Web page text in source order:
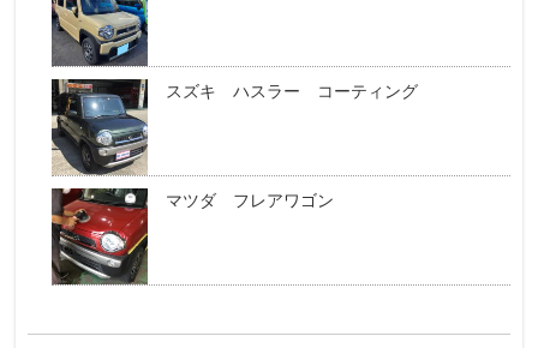
スズキ ハスラー コーティング
マツダ フレアワゴン